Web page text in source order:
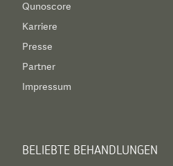
Qunoscore
Karriere
Presse
Partner
Impressum
BELIEBTE BEHANDLUNGEN